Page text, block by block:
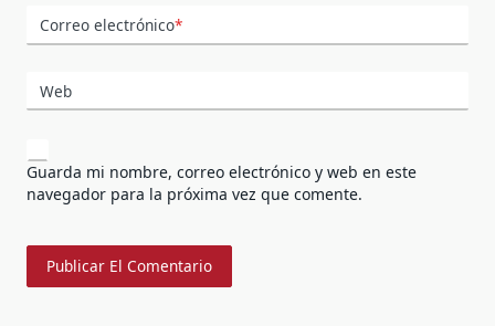
Correo electrónico*
Web
Guarda mi nombre, correo electrónico y web en este
navegador para la próxima vez que comente.